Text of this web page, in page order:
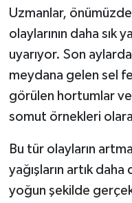
Uzmanlar,
olaylarının daha sık
uyarıyor. Son
meydana gelen sel
görülen hortumlar
somut örnekleri
Bu tür olayların
yağışların artık
yoğun şekilde